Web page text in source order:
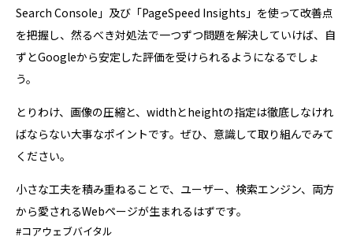
Search Console」及び「PageSpeed Insights」を使って改善点
を把握し、然るべき対処法で一つずつ問題を解決していけば、自
ずとGoogleから安定した評価を受けられるようになるでしょ
う。
とりわけ、画像の圧縮と、widthとheightの指定は徹底しなけれ
ばならない大事なポイントです。ぜひ、意識して取り組んでみて
ください。
小さな工夫を積み重ねることで、ユーザー、検索エンジン、両方
から愛されるWebページが生まれるはずです。
#コアウェブバイタル